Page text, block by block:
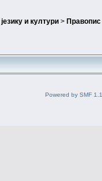
и култури > Правопис
Powered by SMF